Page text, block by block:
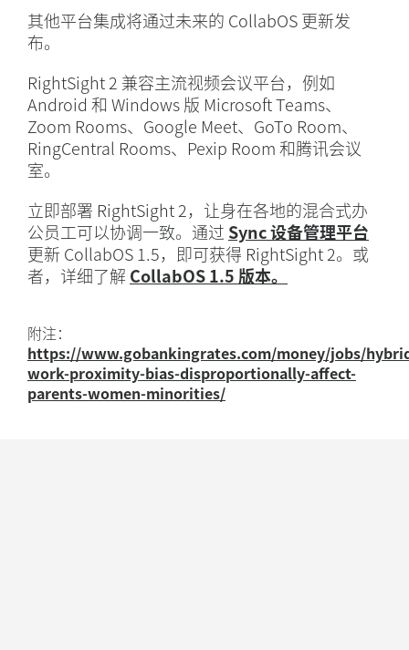
其他平台集成将通过未来的 CollabOS 更新发
布。
RightSight 2 兼容主流视频会议平台，例如
Android 和 Windows 版 Microsoft Teams、
Zoom Rooms、Google Meet、GoTo Room、
RingCentral Rooms、Pexip Room 和腾讯会议
室。
立即部署 RightSight 2，让身在各地的混合式办
公员工可以协调一致。通过 Sync 设备管理平台
更新 CollabOS 1.5，即可获得 RightSight 2。或
者，详细了解CollabOS 1.5 版本。
附注：
https://www.gobankingrates.com/money/jobs/
work-proximity-bias-disproportionally-affect-
parents-women-minorities/